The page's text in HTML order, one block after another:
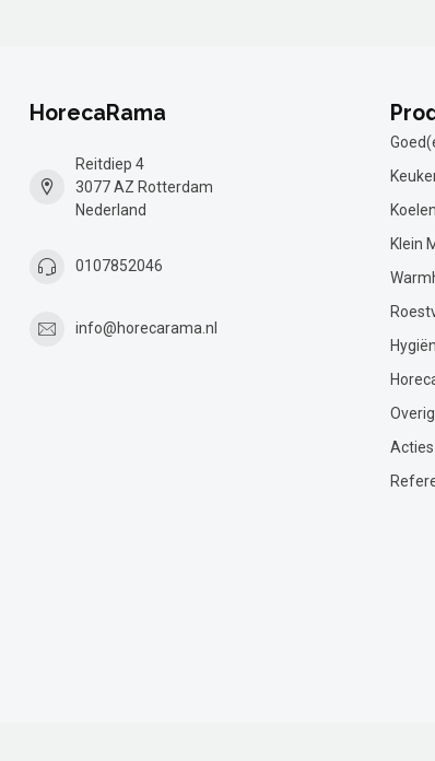
HorecaRama
Reitdiep 4
3077 AZ Rotterdam
Nederland
0107852046
info@horecarama.nl
Klein
Overig
Acties